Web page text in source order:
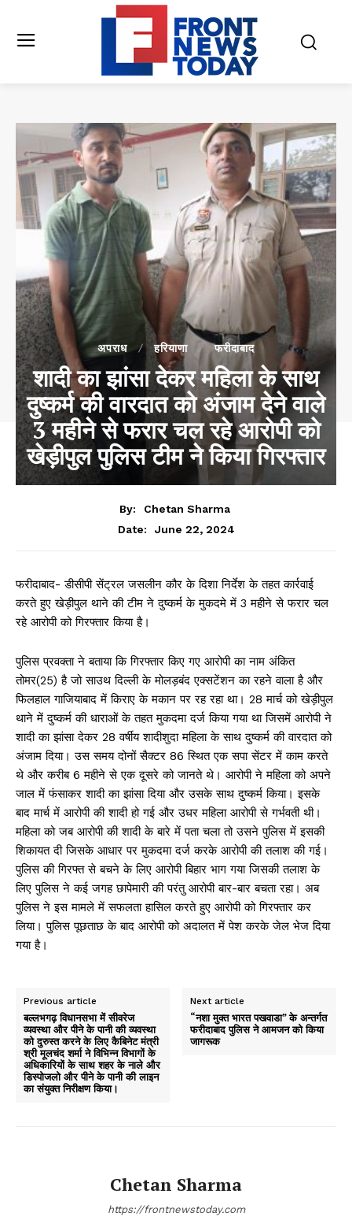
अपराध हरियाणा फरीदाबाद
शादी का झांसा देकर महिला के साथ
दुष्कर्म की वारदात को अंजाम देने वाले
3 महीने से फरार चल रहे आरोपी को
खेड़ीपुल पुलिस टीम ने किया गिरफ्तार
By:
Chetan Sharma
Date:
June 22, 2024
फरीदाबाद- डीसीपी सेंट्रल जसलीन कौर के दिशा निर्देश के तहत कार्रवाई
करते हुए खेड़ीपुल थाने की टीम ने दुष्कर्म के मुकदमे में 3 महीने से फरार चल
रहे आरोपी को गिरफ्तार किया है।
पुलिस प्रवक्ता ने बताया कि गिरफ्तार किए गए आरोपी का नाम अंकित
तोमर(25) है जो साउथ दिल्ली के मोलड़बंद एक्सटेंशन का रहने वाला है और
फिलहाल गाजियाबाद में किराए के मकान पर रह रहा था। 28 मार्च को खेड़ीपुल
थाने में दुष्कर्म की धाराओं के तहत मुकदमा दर्ज किया गया था जिसमें आरोपी ने
शादी का झांसा देकर 28 वर्षीय शादीशुदा महिला के साथ दुष्कर्म की वारदात को
अंजाम दिया। उस समय दोनों सैक्टर 86 स्थित एक सपा सेंटर में काम करते
थे और करीब 6 महीने से एक दूसरे को जानते थे। आरोपी ने महिला को अपने
जाल में फंसाकर शादी का झांसा दिया और उसके साथ दुष्कर्म किया। इसके
बाद मार्च में आरोपी की शादी हो गई और उधर महिला आरोपी से गर्भवती थी।
महिला को जब आरोपी की शादी के बारे में पता चला तो उसने पुलिस में इसकी
शिकायत दी जिसके आधार पर मुकदमा दर्ज करके आरोपी की तलाश की गई।
पुलिस की गिरफ्त से बचने के लिए आरोपी बिहार भाग गया जिसकी तलाश के
लिए पुलिस ने कई जगह छापेमारी की परंतु आरोपी बार-बार बचता रहा। अब
पुलिस ने इस मामले में सफलता हासिल करते हुए आरोपी को गिरफ्तार कर
लिया। पुलिस पूछताछ के बाद आरोपी को अदालत में पेश करके जेल भेज दिया
गया है।
Previous article
बल्लभगढ़ विधानसभा में सीवरेज
व्यवस्था और पीने के पानी की व्यवस्था
को दुरुस्त करने के लिए कैबिनेट मंत्री
श्री मूलचंद शर्मा ने विभिन्न विभागों के
अधिकारियों के साथ शहर के नाले और
डिस्पोजलो और पीने के पानी की लाइन
का संयुक्त निरीक्षण किया।
Next article
“नशा मुक्त भारत पखवाडा” के अन्तर्गत
फरीदाबाद पुलिस ने आमजन को किया
जागरूक
Chetan Sharma
https://frontnewstoday.com